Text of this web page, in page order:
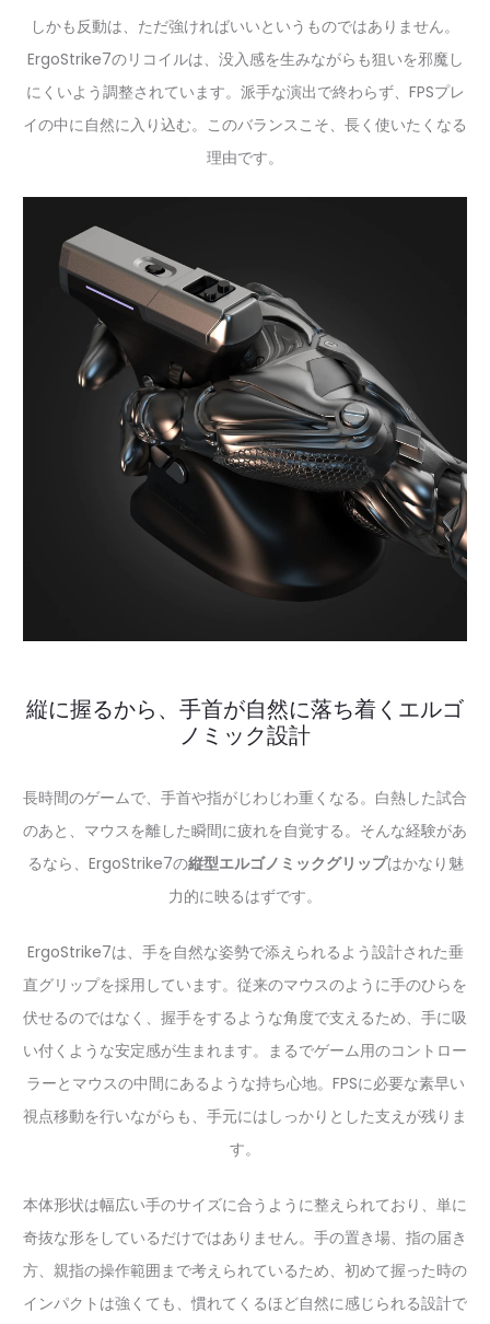
しかも反動は、ただ強ければいいというものではありません。
ErgoStrike7のリコイルは、没入感を生みながらも狙いを邪魔し
にくいよう調整されています。派手な演出で終わらず、FPSプレ
イの中に自然に入り込む。このバランスこそ、長く使いたくなる
理由です。
縦に握るから、手首が自然に落ち着くエルゴ
ノミック設計
長時間のゲームで、手首や指がじわじわ重くなる。白熱した試合
のあと、マウスを離した瞬間に疲れを自覚する。そんな経験があ
るなら、ErgoStrike7の縦型エルゴノミックグリップはかなり魅
力的に映るはずです。
ErgoStrike7は、手を自然な姿勢で添えられるよう設計された垂
直グリップを採用しています。従来のマウスのように手のひらを
伏せるのではなく、握手をするような角度で支えるため、手に吸
い付くような安定感が生まれます。まるでゲーム用のコントロー
ラーとマウスの中間にあるような持ち心地。FPSに必要な素早い
視点移動を行いながらも、手元にはしっかりとした支えが残りま
す。
本体形状は幅広い手のサイズに合うように整えられており、単に
奇抜な形をしているだけではありません。手の置き場、指の届き
方、親指の操作範囲まで考えられているため、初めて握った時の
インパクトは強くても、慣れてくるほど自然に感じられる設計で